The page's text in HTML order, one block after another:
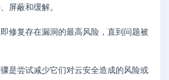
屏蔽和缓解。
修复存在漏洞的最高风险，直到问题被
是尝试减少它们对云安全造成的风险或